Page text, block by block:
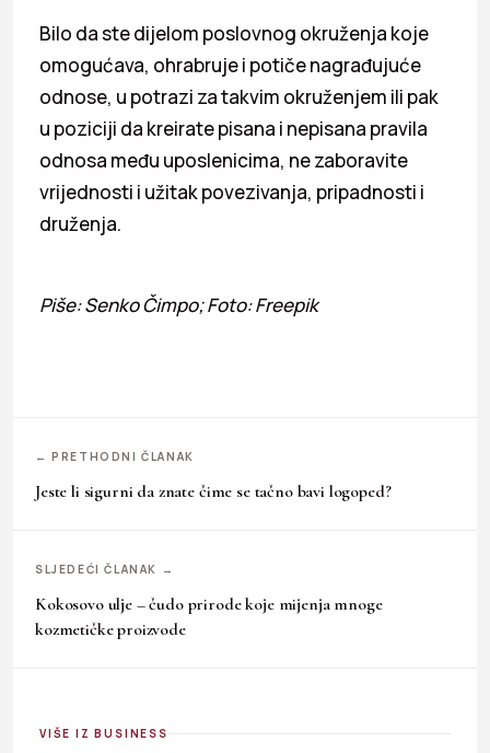
Bilo da ste dijelom poslovnog okruženja koje
omogućava, ohrabruje i potiče nagrađujuće
odnose, u potrazi za takvim okruženjem ili pak
u poziciji da kreirate pisana i nepisana pravila
odnosa među uposlenicima, ne zaboravite
vrijednosti i užitak povezivanja, pripadnosti i
druženja.
Piše: Senko Čimpo; Foto: Freepik
← PRETHODNI ČLANAK
Jeste li sigurni da znate čime se tačno bavi logoped?
SLJEDEĆI ČLANAK →
Kokosovo ulje – čudo prirode koje mijenja mnoge
kozmetičke proizvode
VIŠE IZ BUSINESS